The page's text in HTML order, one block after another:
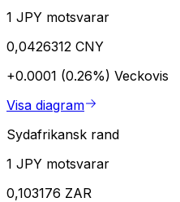
1 JPY motsvarar
0,0426312 CNY
+0.0001 (0.26%) Veckovis
Visa diagram
Sydafrikansk rand
1 JPY motsvarar
0,103176 ZAR